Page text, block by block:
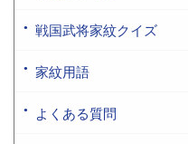
戦国武将家紋クイズ
家紋用語
よくある質問